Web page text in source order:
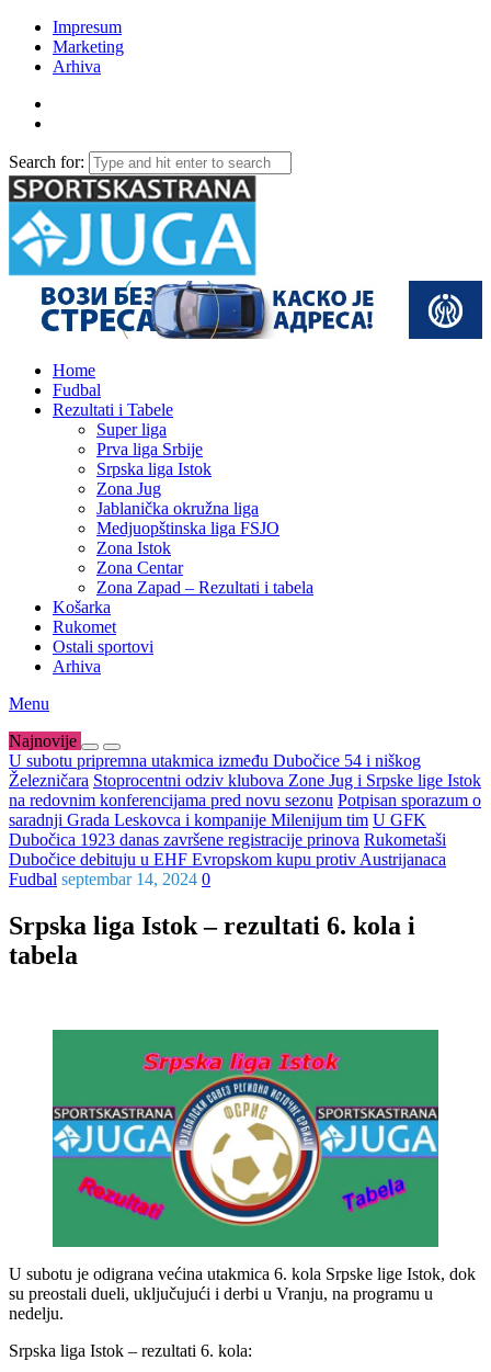
Impresum
Marketing
Arhiva
Search for:
Home
Fudbal
Rezultati i Tabele
Super liga
Prva liga Srbije
Srpska liga Istok
Zona Jug
Jablanička okružna liga
Medjuopštinska liga FSJO
Zona Istok
Zona Centar
Zona Zapad – Rezultati i tabela
Košarka
Rukomet
Ostali sportovi
Arhiva
Menu
Najnovije
U subotu pripremna utakmica između Dubočice 54 i niškog
Železničara Stoprocentni odziv klubova Zone Jug i Srpske lige Istok
na redovnim konferencijama pred novu sezonu Potpisan sporazum o
saradnji Grada Leskovca i kompanije Milenijum tim U GFK
Dubočica 1923 danas završene registracije prinova Rukometaši
Dubočice debituju u EHF Evropskom kupu protiv Austrijanaca
Fudbal septembar 14, 2024 0
Srpska liga Istok – rezultati 6. kola i
tabela
U subotu je odigrana većina utakmica 6. kola Srpske lige Istok, dok
su preostali dueli, uključujući i derbi u Vranju, na programu u
nedelju.
Srpska liga Istok – rezultati 6. kola: